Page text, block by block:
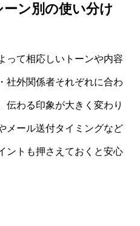
ン別の使い分け
って相応しいトーンや内容
社外関係者それぞれに合わ
伝わる印象が大きく変わり
メール送付タイミングなど
ントも押さえておくと安心